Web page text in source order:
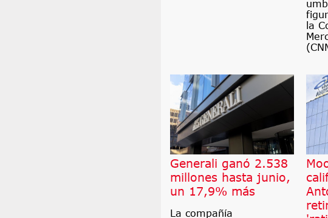
la
Generali ganó 2.538
millones hasta junio,
un 17,9% más
La compañía